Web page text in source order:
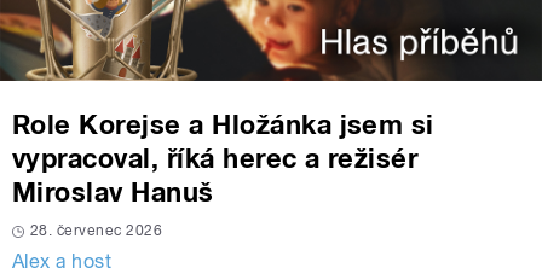
Role Korejse a Hložánka jsem si
vypracoval, říká herec a režisér
Miroslav Hanuš
28. červenec 2026
Alex a host